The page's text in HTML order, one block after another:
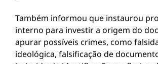
Também informou que instaurou
interno para investir a origem do
apurar possíveis crimes, como
ideológica, falsificação de